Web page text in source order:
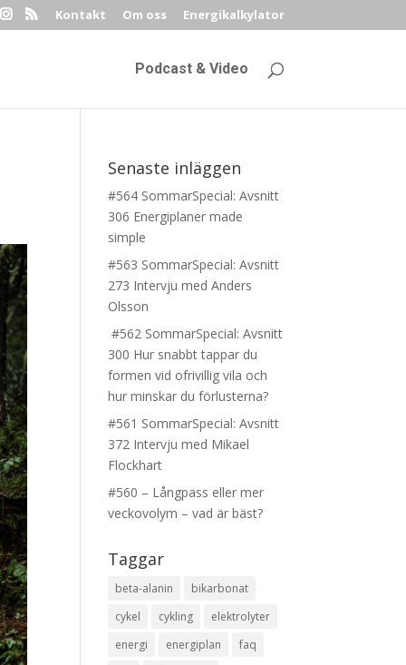
Kontakt Om oss Energikalkylator
Podcast & Video
Senaste inläggen
#564 SommarSpecial: Avsnitt
306 Energiplaner made
simple
#563 SommarSpecial: Avsnitt
273 Intervju med Anders
Olsson
#562 SommarSpecial: Avsnitt
300 Hur snabbt tappar du
formen vid ofrivillig vila och
hur minskar du förlusterna?
#561 SommarSpecial: Avsnitt
372 Intervju med Mikael
Flockhart
#560 – Långpass eller mer
veckovolym – vad är bäst?
Taggar
beta-alanin
bikarbonat
cykel
cykling
elektrolyter
energi
energiplan
faq